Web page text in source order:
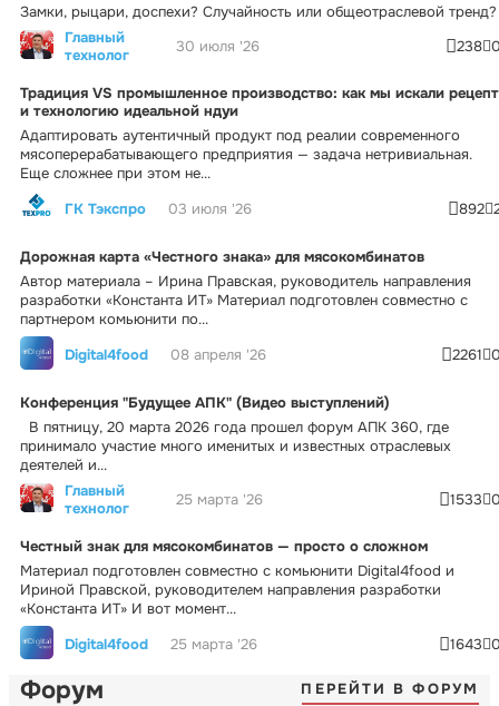
Замки, рыцари, доспехи? Случайность или общеотраслевой тренд?
Главный
технолог
30 июля '26 238
Традиция VS промышленное производство: как мы искали рецепт
и технологию идеальной ндуи
Адаптировать аутентичный продукт под реалии современного
мясоперерабатывающего предприятия — задача нетривиальная.
Еще сложнее при этом не...
ГК Тэкспро
03 июля '26 892
Дорожная карта «Честного знака» для мясокомбинатов
Автор материала – Ирина Правская, руководитель направления
разработки «Константа ИТ» Материал подготовлен совместно с
партнером комьюнити по...
Digital4food
08 апреля '26 2261
Конференция "Будущее АПК" (Видео выступлений)
В пятницу, 20 марта 2026 года прошел форум АПК 360, где
принимало участие много именитых и известных отраслевых
деятелей и...
Главный
технолог
25 марта '26 1533
Честный знак для мясокомбинатов — просто о сложном
Материал подготовлен совместно с комьюнити Digital4food и
Ириной Правской, руководителем направления разработки
«Константа ИТ» И вот момент...
Digital4food
25 марта '26 1643
Форум ПЕРЕЙТИ В ФОРУМ